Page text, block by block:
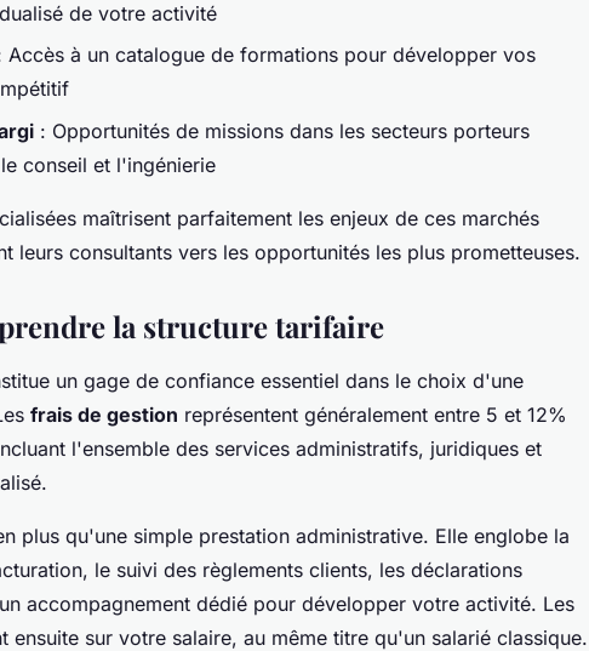
de votre activité
Accès à un catalogue de formations pour développer vos
: Opportunités de missions dans les secteurs porteurs
conseil et l'ingénierie
maîtrisent parfaitement les enjeux de ces marchés
leurs consultants vers les opportunités les plus prometteuses.
la structure tarifaire
un gage de confiance essentiel dans le choix d'une
frais de gestion représentent généralement entre 5 et 12%
l'ensemble des services administratifs, juridiques et
plus qu'une simple prestation administrative. Elle englobe la
le suivi des règlements clients, les déclarations
accompagnement dédié pour développer votre activité. Les
ensuite sur votre salaire, au même titre qu'un salarié classique.